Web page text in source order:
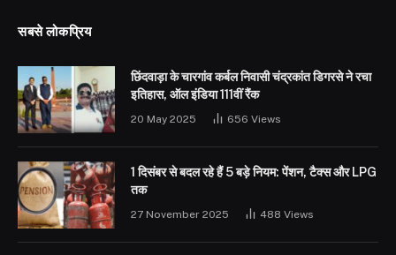
सबसे लोकप्रिय
छिंदवाड़ा के चारगांव कर्बल निवासी चंद्रकांत डिगरसे ने रचा
इतिहास, ऑल इंडिया 111वीं रैंक
20 May 2025 656 Views
1 दिसंबर से बदल रहे हैं 5 बड़े नियम: पेंशन, टैक्स और LPG
तक
27 November 2025 488 Views